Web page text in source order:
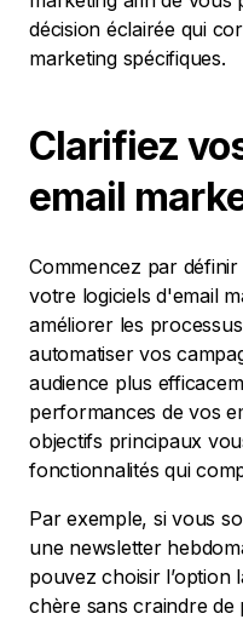
décision éclairée qui
marketing spécifiques.
Clarifiez
email
Commencez par
votre logiciels d'email
améliorer les
automatiser vos
audience plus
performances de vos
objectifs principaux
fonctionnalités qui
Par exemple, si vous
une newsletter
pouvez choisir l’option
chère sans craindre de